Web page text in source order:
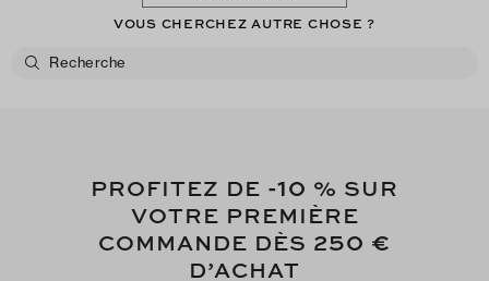
VOUS CHERCHEZ AUTRE CHOSE ?
PROFITEZ DE -10 % SUR
VOTRE PREMIÈRE
COMMANDE DÈS 250 €
D’ACHAT